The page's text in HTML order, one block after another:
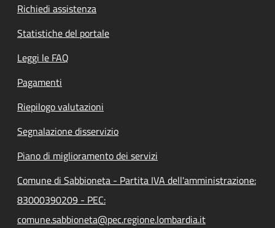
Richiedi assistenza
Statistiche del portale
Leggi le FAQ
Pagamenti
Riepilogo valutazioni
Segnalazione disservizio
Piano di miglioramento dei servizi
Comune di Sabbioneta - Partita IVA dell'amministrazione:
83000390209 - PEC:
comune.sabbioneta@pec.regione.lombardia.it